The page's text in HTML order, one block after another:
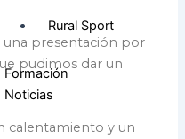
Rural Sport
Formación
Noticias
una presentación por
pudimos dar un
calentamiento y un